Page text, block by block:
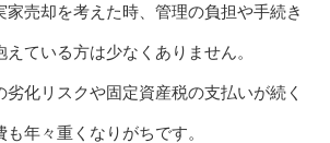
家売却を考えた時、管理の負担や手続き
ている方は少なくありません。
化リスクや固定資産税の支払いが続く
年々重くなりがちです。